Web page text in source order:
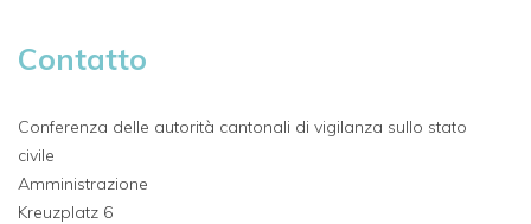
Contatto
Conferenza delle autorità cantonali di vigilanza sullo stato
civile
Amministrazione
Kreuzplatz 6